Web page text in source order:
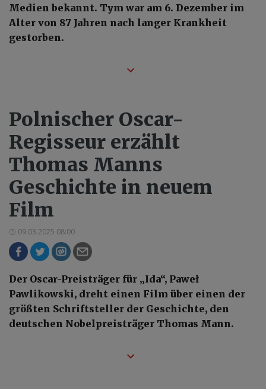
Medien bekannt. Tym war am 6. Dezember im
Alter von 87 Jahren nach langer Krankheit
gestorben.
Polnischer Oscar-
Regisseur erzählt
Thomas Manns
Geschichte in neuem
Film
09.03.2025 08:00
Der Oscar-Preisträger für „Ida“, Paweł
Pawlikowski, dreht einen Film über einen der
größten Schriftsteller der Geschichte, den
deutschen Nobelpreisträger Thomas Mann.